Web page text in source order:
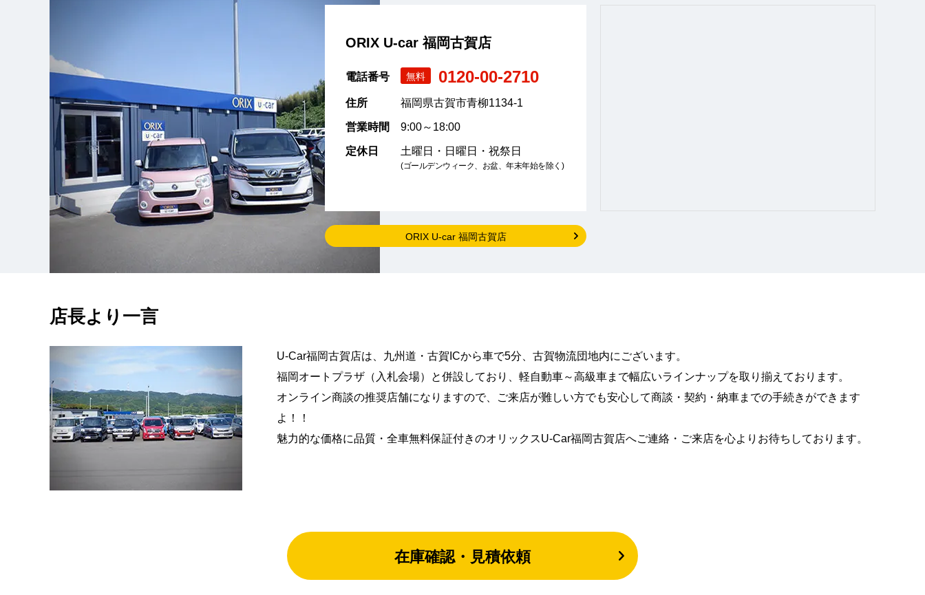
ORIX U-car 福岡古賀店
電話番号 無料 0120-00-2710
住所 福岡県古賀市青柳1134-1
営業時間 9:00～18:00
定休日 土曜日・日曜日・祝祭日
(ゴールデンウィーク、お盆、年末年始を除く)
ORIX U-car 福岡古賀店
店長より一言
U-Car福岡古賀店は、九州道・古賀ICから車で5分、古賀物流団地内にございます。
福岡オートプラザ（入札会場）と併設しており、軽自動車～高級車まで幅広いラインナップを取り揃えております。
オンライン商談の推奨店舗になりますので、ご来店が難しい方でも安心して商談・契約・納車までの手続きができます
よ！！
魅力的な価格に品質・全車無料保証付きのオリックスU-Car福岡古賀店へご連絡・ご来店を心よりお待ちしております。
在庫確認・見積依頼